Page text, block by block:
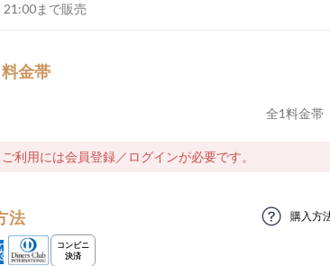
まで販売
金帯
全1料金帯
ご利用には会員登録／ログインが必要です。
法 購入方